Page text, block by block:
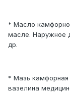
* Масло
масле. Наружное
др.
* Мазь камфорная
вазелина